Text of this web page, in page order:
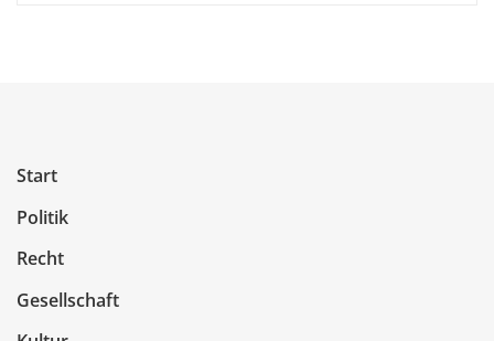
Start
Politik
Recht
Gesellschaft